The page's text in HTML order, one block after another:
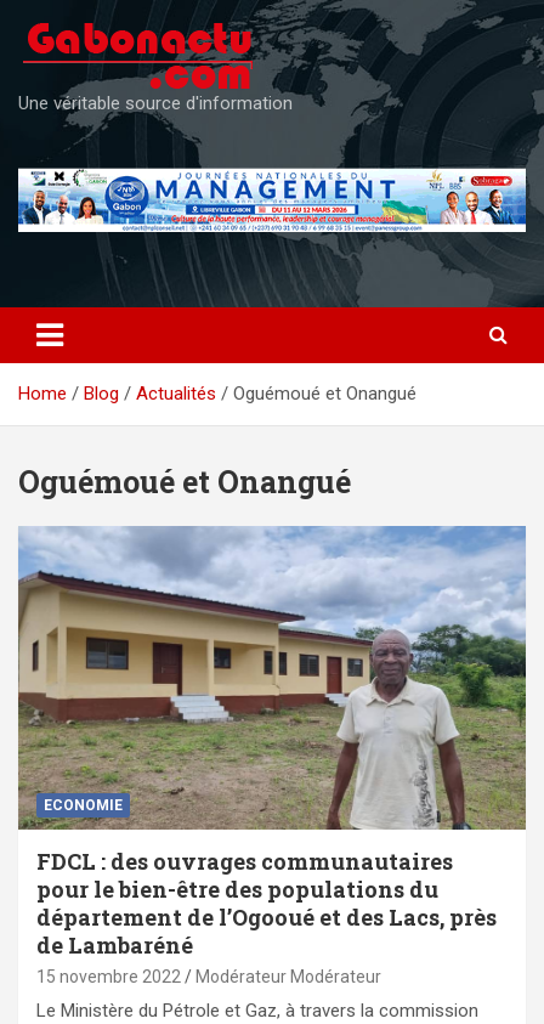
content
Une véritable source d'information
Home Blog Actualités Oguémoué et Onangué
Oguémoué et Onangué
ECONOMIE
FDCL : des ouvrages communautaires
pour le bien-être des populations du
département de l’Ogooué et des Lacs, près
de Lambaréné
15 novembre 2022 Modérateur Modérateur
Le Ministère du Pétrole et Gaz, à travers la commission